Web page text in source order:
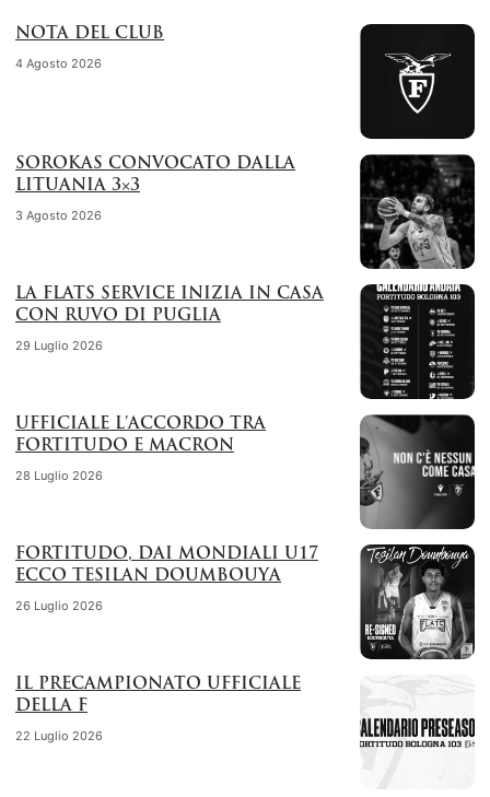
NOTA DEL CLUB
4 Agosto 2026
SOROKAS CONVOCATO DALLA
LITUANIA 3×3
3 Agosto 2026
LA FLATS SERVICE INIZIA IN CASA
CON RUVO DI PUGLIA
29 Luglio 2026
UFFICIALE L’ACCORDO TRA
FORTITUDO E MACRON
28 Luglio 2026
FORTITUDO, DAI MONDIALI U17
ECCO TESILAN DOUMBOUYA
26 Luglio 2026
IL PRECAMPIONATO UFFICIALE
DELLA F
22 Luglio 2026